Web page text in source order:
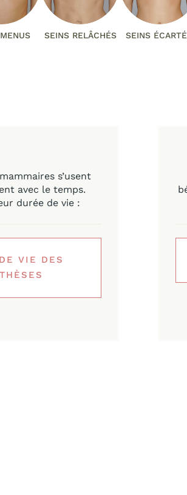
SEINS RELÂCHÉS SEINS
s’usent
avec le temps.
durée de vie :
VIE DES